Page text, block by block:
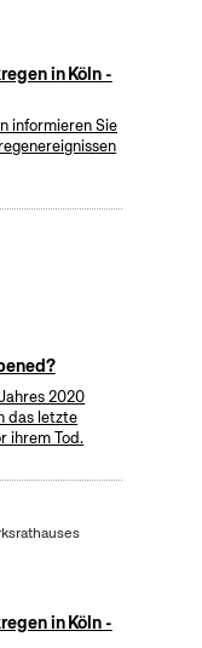
in Köln -
informieren Sie
2020
das letzte
ihrem Tod.
in Köln -